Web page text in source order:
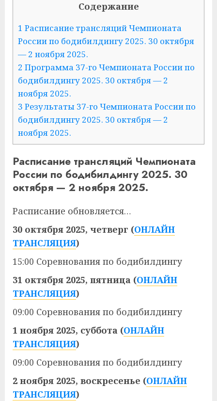
Содержание
1 Расписание трансляций Чемпионата
России по бодибилдингу 2025. 30 октября
— 2 ноября 2025.
2 Программа 37-го Чемпионата России по
бодибилдингу 2025. 30 октября — 2
ноября 2025.
3 Результаты 37-го Чемпионата России по
бодибилдингу 2025. 30 октября — 2
ноября 2025.
Расписание трансляций Чемпионата
России по бодибилдингу 2025. 30
октября — 2 ноября 2025.
Расписание обновляется…
30 октября 2025, четверг (ОНЛАЙН
ТРАНСЛЯЦИЯ)
15:00 Соревнования по бодибилдингу
31 октября 2025, пятница (ОНЛАЙН
ТРАНСЛЯЦИЯ)
09:00 Соревнования по бодибилдингу
1 ноября 2025, суббота (ОНЛАЙН
ТРАНСЛЯЦИЯ)
09:00 Соревнования по бодибилдингу
2 ноября 2025, воскресенье (ОНЛАЙН
ТРАНСЛЯЦИЯ)